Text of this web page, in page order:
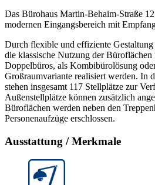
Das Bürohaus Martin-Behaim-Straße
modernen Eingangsbereich mit
Durch flexible und effiziente
die klassische Nutzung der
Doppelbüros, als Kombibürolösung
Großraumvariante realisiert werden. In
stehen insgesamt 117 Stellplätze zur
Außenstellplätze können zusätzlich
Büroflächen werden neben den
Personenaufzüge erschlossen.
Ausstattung / Merkmale